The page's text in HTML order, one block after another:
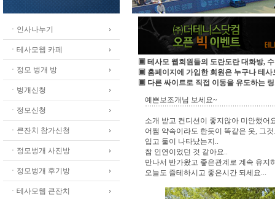
ㆍ인사나누기
ㆍ테사모웹 카페
ㆍ정모 벙개 방
ㆍ벙개신청
ㆍ정모신청
ㆍ큰잔치 참가신청
ㆍ정모벙개 사진방
ㆍ정모벙개 후기방
ㆍ테사모웹 큰잔치
▣ 테사모 웹회원들의 도란도란 대화방,
▣ 홈페이지에 가입한 회원은 누구나 테사
▣ 다른 싸이트로 직접 이동을 유도하는
예쁜보조개님 보세요~
소개 받고 컨디션이 좋지않아 미안했어
어쩜 약속이라도 한듯이 똑같은 옷, 그
입고 둘이 나타났는지..
참 인연이었던 것 같아요..
만나서 반가왔고 좋은관계로 계속 유지
오늘도 즐테하시고 좋은시간 되세요...